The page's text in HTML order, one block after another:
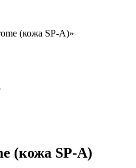
(кожа SP-A)»
(кожа SP-A)